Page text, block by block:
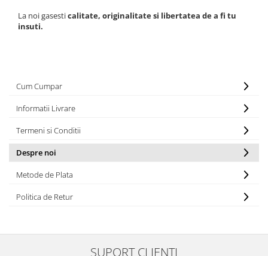
La noi gasesticalitate, originalitate si libertatea de a fi tu
insuti.
Cum Cumpar
Informatii Livrare
Termeni si Conditii
Despre noi
Metode de Plata
Politica de Retur
SUPORT CLIENTI